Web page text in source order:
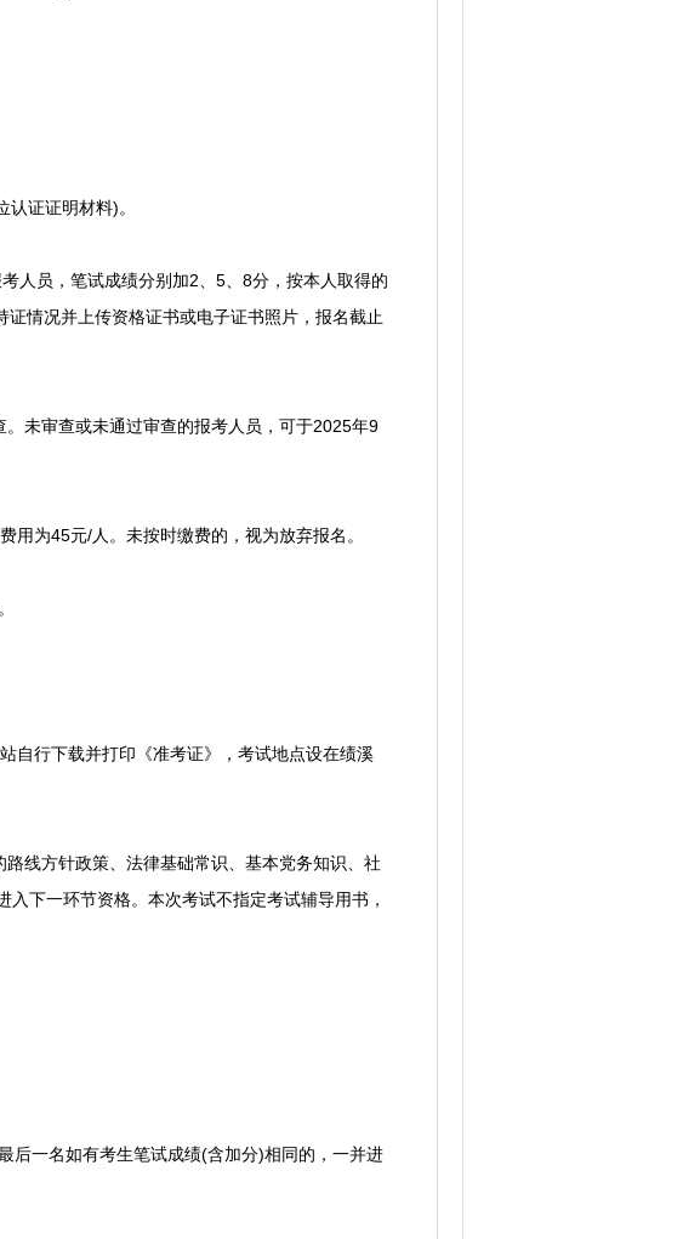
证证明材料)。
员，笔试成绩分别加2、5、8分，按本人取得的
情况并上传资格证书或电子证书照片，报名截止
未审查或未通过审查的报考人员，可于2025年9
为45元/人。未按时缴费的，视为放弃报名。
行下载并打印《准考证》，考试地点设在绩溪
线方针政策、法律基础常识、基本党务知识、社
下一环节资格。本次考试不指定考试辅导用书，
一名如有考生笔试成绩(含加分)相同的，一并进